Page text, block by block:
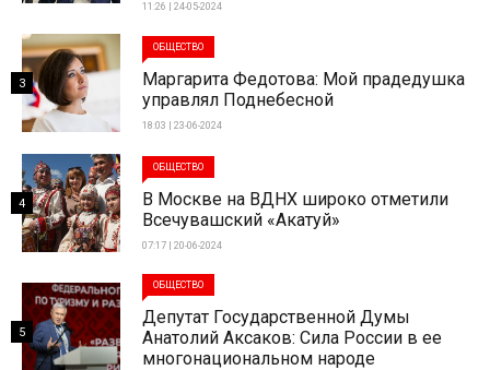
11:26 | 24-05-2024
ОБЩЕСТВО
Маргарита Федотова: Мой прадедушка
управлял Поднебесной
18:03 | 23-06-2024
3
ОБЩЕСТВО
В Москве на ВДНХ широко отметили
Всечувашский «Акатуй»
07:17 | 20-06-2024
4
ОБЩЕСТВО
Депутат Государственной Думы
Анатолий Аксаков: Сила России в ее
многонациональном народе
5